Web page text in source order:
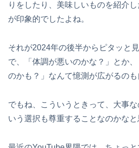
りをしたり、美味しいものを紹介
が印象的でしたよね。
それが2024年の後半からピタッと
で、「体調が悪いのかな？」とか
のかも？」なんて憶測が広がるのも
でもね、こういうときって、大事な
いう選択も尊重することなのかなと